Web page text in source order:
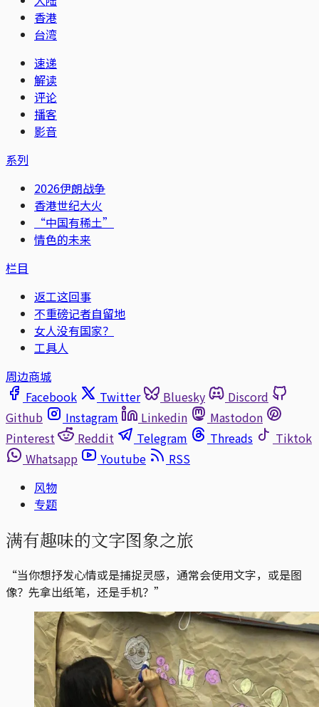
香港
台湾
速递
解读
评论
播客
影音
系列
2026伊朗战争
香港世纪大火
“中国有稀土”
情色的未来
栏目
返工这回事
不重磅记者自留地
女人没有国家？
工具人
周边商城
Facebook
Twitter Bluesky
Discord
Github
Instagram Linkedin
Mastodon
Pinterest
Reddit Telegram Threads
Tiktok
Whatsapp
Youtube
RSS
风物
专题
满有趣味的文字图象之旅
“当你想抒发心情或是捕捉灵感，通常会使用文字，或是图
像？先拿出纸笔，还是手机？”